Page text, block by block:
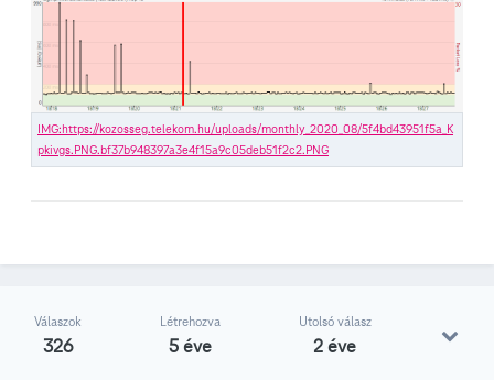
Válaszok
326
Létrehozva
5 éve
Utolsó válasz
2 éve